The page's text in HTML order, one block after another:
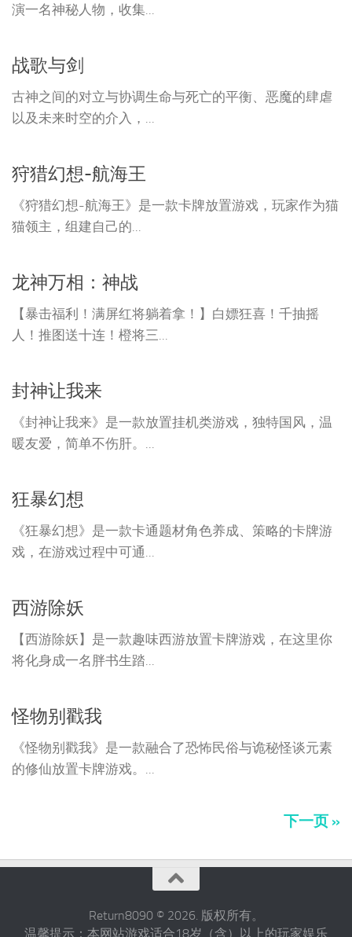
演一名神秘人物，收集...
战歌与剑
古神之间的对立与协调生命与死亡的平衡、恶魔的肆虐
以及未来时空的介入，...
狩猎幻想-航海王
《狩猎幻想-航海王》是一款卡牌放置游戏，玩家作为猫
猫领主，组建自己的...
龙神万相：神战
【暴击福利！满屏红将躺着拿！】白嫖狂喜！千抽摇
人！推图送十连！橙将三...
封神让我来
《封神让我来》是一款放置挂机类游戏，独特国风，温
暖友爱，简单不伤肝。...
狂暴幻想
《狂暴幻想》是一款卡通题材角色养成、策略的卡牌游
戏，在游戏过程中可通...
西游除妖
【西游除妖】是一款趣味西游放置卡牌游戏，在这里你
将化身成一名胖书生踏...
怪物别戳我
《怪物别戳我》是一款融合了恐怖民俗与诡秘怪谈元素
的修仙放置卡牌游戏。...
下一页 »
Return8090 © 2026. 版权所有。
温馨提示：本网站游戏适合18岁（含）以上的玩家娱乐